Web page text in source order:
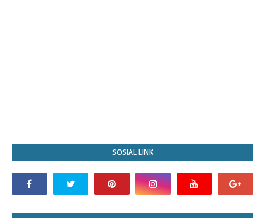
SOSIAL LINK